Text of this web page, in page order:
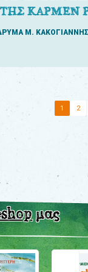
ΚΑΡΜΕΝ
Μ. ΚΑΚΟΓΙΑΝΝΗΣ
1 2
μας